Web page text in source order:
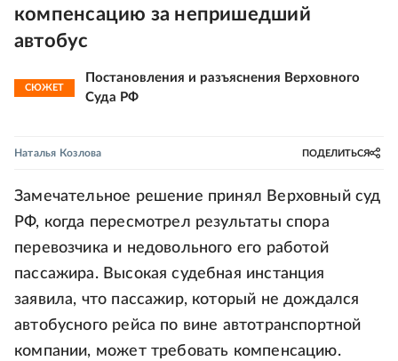
компенсацию за непришедший
автобус
СЮЖЕТ
Постановления и разъяснения Верховного
Суда РФ
Наталья Козлова ПОДЕЛИТЬСЯ
Замечательное решение принял Верховный суд
РФ, когда пересмотрел результаты спора
перевозчика и недовольного его работой
пассажира. Высокая судебная инстанция
заявила, что пассажир, который не дождался
автобусного рейса по вине автотранспортной
компании, может требовать компенсацию.